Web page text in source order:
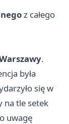
z całego
.
była
się w
na tle setek
uwagę